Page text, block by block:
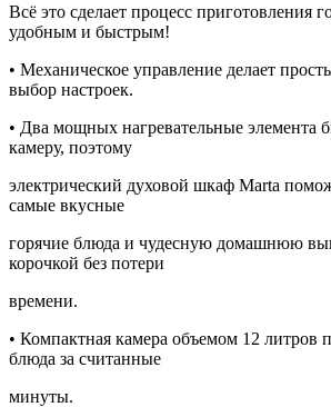
Всё это сделает процесс приготовления
удобным и быстрым!
• Механическое управление делает
выбор настроек.
• Два мощных нагревательные элемента
камеру, поэтому
электрический духовой шкаф Marta
самые вкусные
горячие блюда и чудесную домашнюю
корочкой без потери
времени.
• Компактная камера объемом 12 литров
блюда за считанные
минуты.